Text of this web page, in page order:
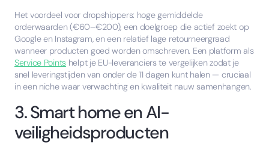
Het voordeel voor dropshippers: hoge gemiddelde
orderwaarden (€60–€200), een doelgroep die actief zoekt op
Google en Instagram, en een relatief lage retourneergraad
wanneer producten goed worden omschreven. Een platform als
Service Pointshelpt je EU-leveranciers te vergelijken zodat je
snel leveringstijden van onder de 11 dagen kunt halen — cruciaal
in een niche waar verwachting en kwaliteit nauw samenhangen.
3. Smart home en AI-
veiligheidsproducten